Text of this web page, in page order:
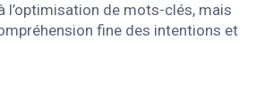
l’optimisation de mots-clés, mais
fine des intentions et